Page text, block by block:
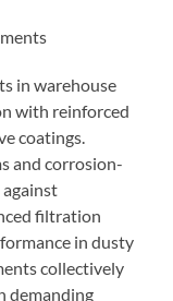
in warehouse
with reinforced
coatings.
and corrosion-
filtration
in dusty
collectively
demanding